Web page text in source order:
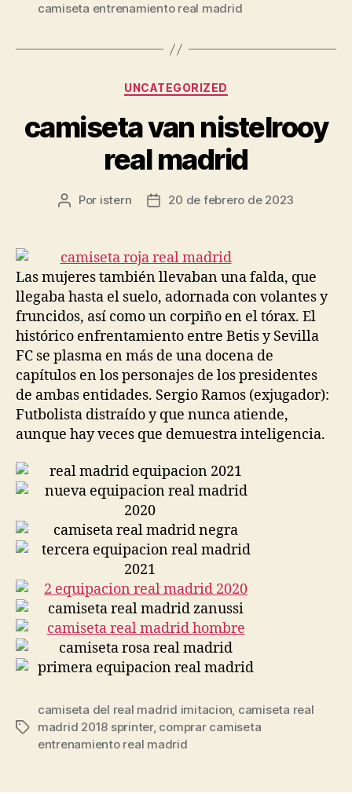
camiseta entrenamiento real madrid
Categorías
UNCATEGORIZED
camiseta van nistelrooy
real madrid
Autor
entrada
Por istern
Fecha
entrada
20 de febrero de 2023
Las mujeres también llevaban una falda, que
llegaba hasta el suelo, adornada con volantes y
fruncidos, así como un corpiño en el tórax. El
histórico enfrentamiento entre Betis y Sevilla
FC se plasma en más de una docena de
capítulos en los personajes de los presidentes
de ambas entidades. Sergio Ramos (exjugador):
Futbolista distraído y que nunca atiende,
aunque hay veces que demuestra inteligencia.
Etiquetas
camiseta del real madrid imitacion, camiseta real
madrid 2018 sprinter, comprar camiseta
entrenamiento real madrid